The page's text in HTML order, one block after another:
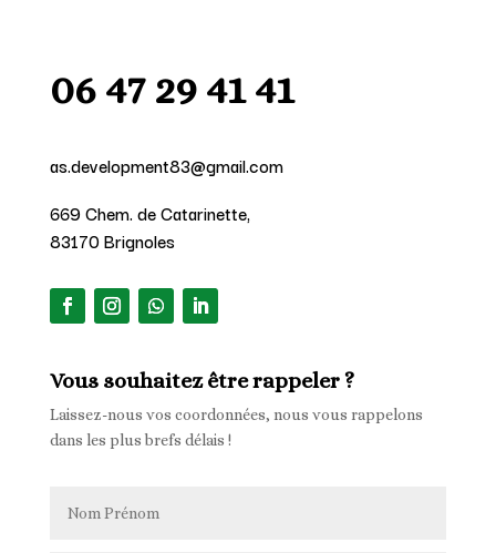
06 47 29 41 41
as.development83@gmail.com
669 Chem. de Catarinette,
83170 Brignoles
Vous souhaitez être rappeler ?
Laissez-nous vos coordonnées, nous vous rappelons
dans les plus brefs délais !